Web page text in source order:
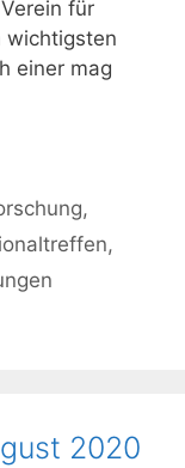
für
wichtigsten
einer mag
,
,
2020